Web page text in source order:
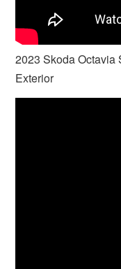
2023 Skoda Octavia
Exterior